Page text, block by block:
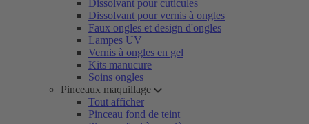
Dissolvant pour cuticules
Dissolvant pour vernis à ongles
Faux ongles et design d'ongles
Lampes UV
Vernis à ongles en gel
Kits manucure
Soins ongles
Pinceaux maquillage
Tout afficher
Pinceau fond de teint